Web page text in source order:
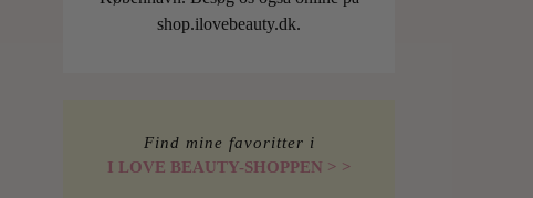
shop.ilovebeauty.dk.
Find mine favoritter i
I LOVE BEAUTY-SHOPPEN > >